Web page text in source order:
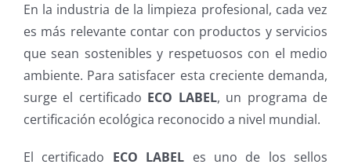
En la industria de la limpieza profesional, cada vez
es más relevante contar con productos y servicios
que sean sostenibles y respetuosos con el medio
ambiente. Para satisfacer esta creciente demanda,
surge el certificado ECO LABEL, un programa de
certificación ecológica reconocido a nivel mundial.
El certificado ECO LABEL es uno de los sellos